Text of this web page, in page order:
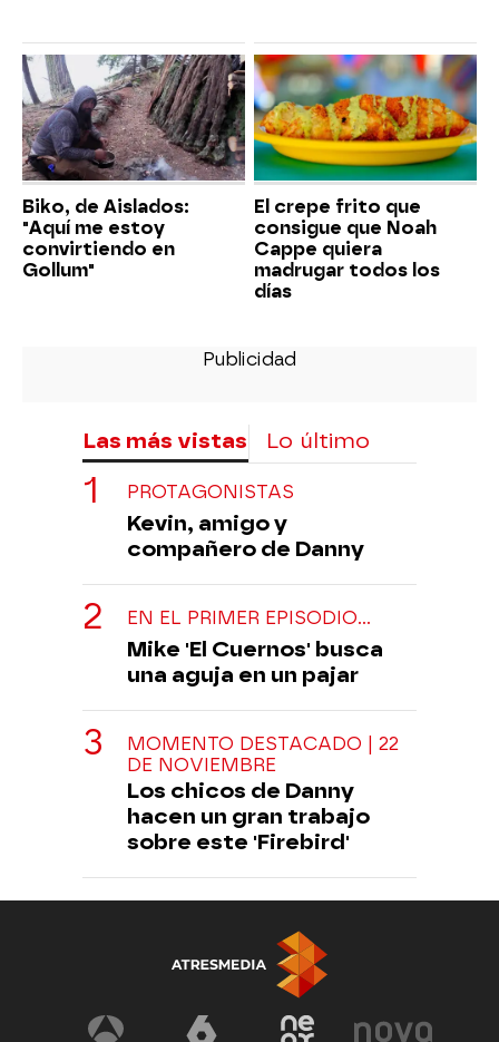
Biko, de Aislados:
"Aquí me estoy
convirtiendo en
Gollum"
El crepe frito que
consigue que Noah
Cappe quiera
madrugar todos los
días
Las más vistas Lo último
PROTAGONISTAS
Kevin, amigo y
compañero de Danny
EN EL PRIMER EPISODIO...
Mike 'El Cuernos' busca
una aguja en un pajar
MOMENTO DESTACADO | 22
DE NOVIEMBRE
Los chicos de Danny
hacen un gran trabajo
sobre este 'Firebird'